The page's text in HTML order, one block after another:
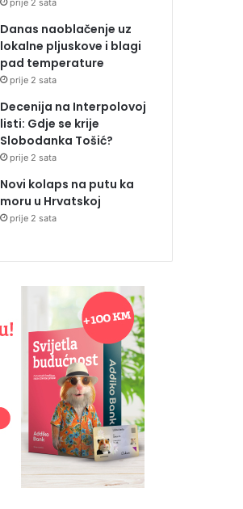
prije 2 sata
Danas naoblačenje uz
lokalne pljuskove i blagi
pad temperature
prije 2 sata
Decenija na Interpolovoj
listi: Gdje se krije
Slobodanka Tošić?
prije 2 sata
Novi kolaps na putu ka
moru u Hrvatskoj
prije 2 sata